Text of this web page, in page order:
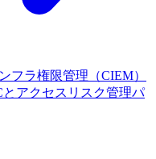
フラ権限管理（CIEM）
とアクセスリスク管理パ